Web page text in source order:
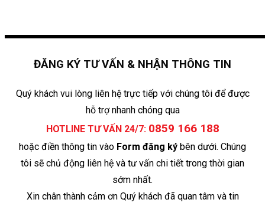
ĐĂNG KÝ TƯ VẤN & NHẬN THÔNG TIN
Quý khách vui lòng liên hệ trực tiếp với chúng tôi để được
hỗ trợ nhanh chóng qua
HOTLINE TƯ VẤN 24/7: 0859 166 188
hoặc điền thông tin vào Form đăng ký bên dưới. Chúng
tôi sẽ chủ động liên hệ và tư vấn chi tiết trong thời gian
sớm nhất.
Xin chân thành cảm ơn Quý khách đã quan tâm và tin